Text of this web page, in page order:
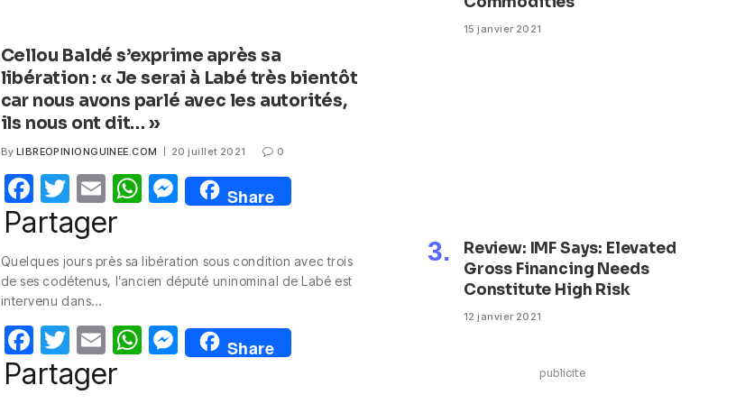
Cellou Baldé s’exprime après sa
libération : « Je serai à Labé très bientôt
car nous avons parlé avec les autorités,
ils nous ont dit… »
By LIBREOPINIONGUINEE.COM 20 juillet 2021 0
F
a
e
b
o
o
k
T
w
itt
er
E
m
W
s
p
p
M
e
e
g
er
Share
Partager
Quelques jours près sa libération sous condition avec trois
de ses codétenus, l’ancien député uninominal de Labé est
intervenu dans…
F
a
T
w
E
m
W M
e
Share
Partager
15 janvier 2021
Review: IMF Says: Elevated
Gross Financing Needs
Constitute High Risk
12 janvier 2021
publicite